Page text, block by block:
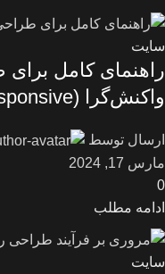
سایت
راهنمای کامل
واکنش‌گرا (Responsive)
ارسال توسط
مارس 17, 2024
0
ادامه مطلب
سایت